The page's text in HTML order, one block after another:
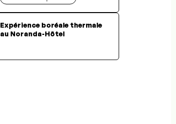
Expérience boréale thermale
au Noranda-Hôtel